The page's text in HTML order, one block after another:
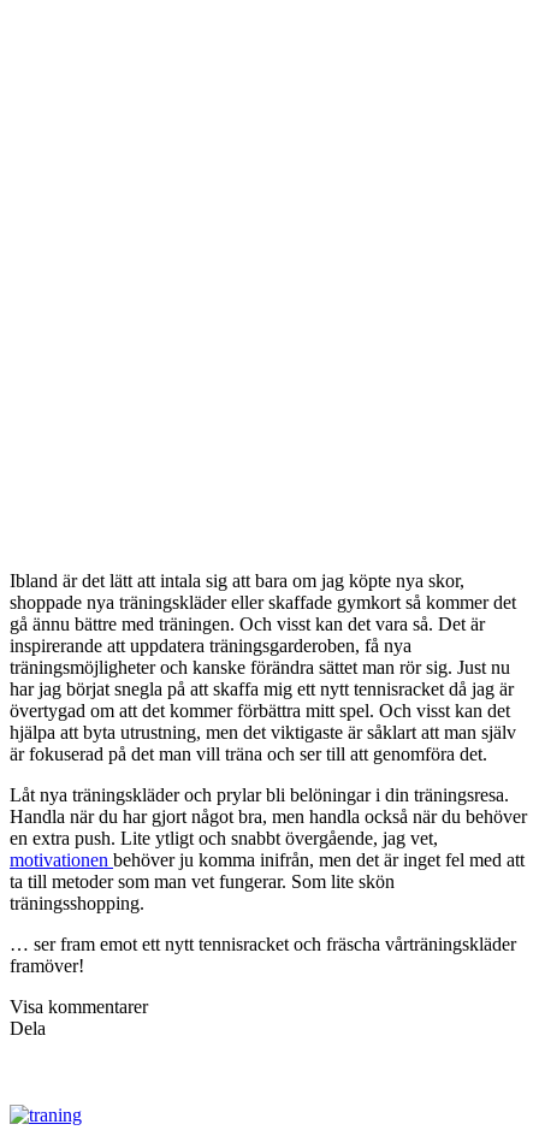
Ibland är det lätt att intala sig att bara om jag köpte nya skor,
shoppade nya träningskläder eller skaffade gymkort så kommer det
gå ännu bättre med träningen. Och visst kan det vara så. Det är
inspirerande att uppdatera träningsgarderoben, få nya
träningsmöjligheter och kanske förändra sättet man rör sig. Just nu
har jag börjat snegla på att skaffa mig ett nytt tennisracket då jag är
övertygad om att det kommer förbättra mitt spel. Och visst kan det
hjälpa att byta utrustning, men det viktigaste är såklart att man själv
är fokuserad på det man vill träna och ser till att genomföra det.
Låt nya träningskläder och prylar bli belöningar i din träningsresa.
Handla när du har gjort något bra, men handla också när du behöver
en extra push. Lite ytligt och snabbt övergående, jag vet,
motivationen behöver ju komma inifrån, men det är inget fel med att
ta till metoder som man vet fungerar. Som lite skön
träningsshopping.
… ser fram emot ett nytt tennisracket och fräscha vårträningskläder
framöver!
Visa kommentarer
Dela